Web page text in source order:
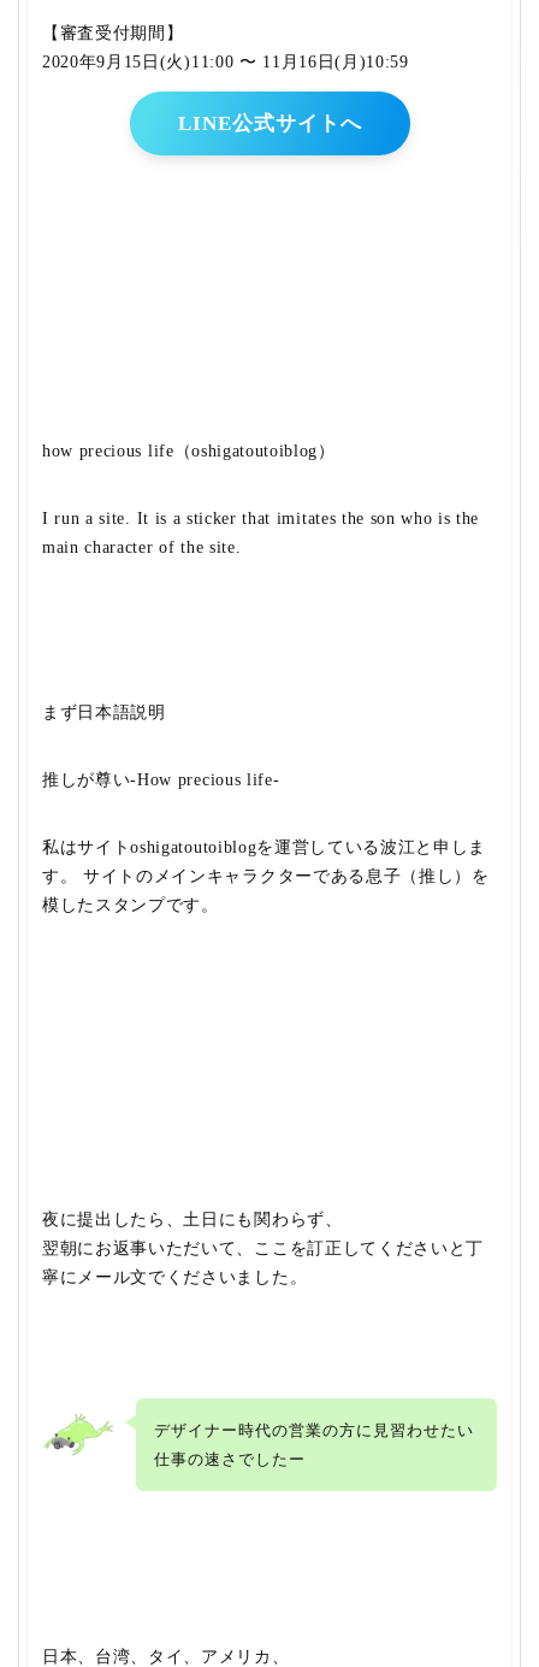
【審査受付期間】
2020年9月15日(火)11:00 〜 11月16日(月)10:59
LINE公式サイトへ
how precious life（oshigatoutoiblog）
I run a site. It is a sticker that imitates the son who is the
main character of the site.
まず日本語説明
推しが尊い-How precious life-
私はサイトoshigatoutoiblogを運営している波江と申しま
す。 サイトのメインキャラクターである息子（推し）を
模したスタンプです。
夜に提出したら、土日にも関わらず、
翌朝にお返事いただいて、ここを訂正してくださいと丁
寧にメール文でくださいました。
デザイナー時代の営業の方に見習わせたい
仕事の速さでしたー
日本、台湾、タイ、アメリカ、